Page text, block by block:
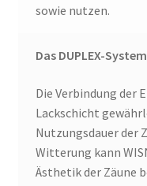
sowie nutzen.
Das DUPLEX-
Die Verbindung der
Lackschicht
Nutzungsdauer der
Witterung kann
Ästhetik der Zäune